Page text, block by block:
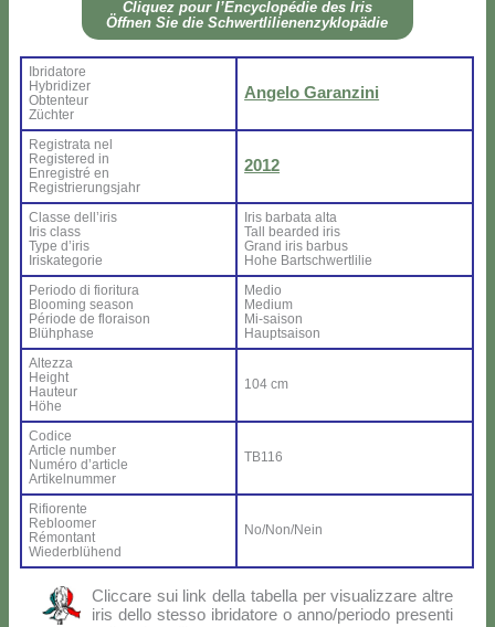
Cli­quez pour l’En­cy­clo­pé­die des Iris
Öff­nen Sie die Sch­wer­tli­lie­nen­zy­klo­pä­die
Ibri­da­to­re
Hy­bri­di­zer
Ob­ten­teur
Zü­ch­ter
An­ge­lo Ga­ran­zi­ni
Re­gi­stra­ta nel
Re­gi­ste­red in
En­re­gi­stré en
Re­gi­strie­rung­sjahr
2012
Clas­se del­l’i­ris
Iris class
Ty­pe d’i­ris
Iri­ska­te­go­rie
Iris bar­ba­ta al­ta
Tall bear­ded iris
Grand iris bar­bus
Ho­he Bar­ts­ch­wer­tli­lie
Pe­rio­do di fio­ri­tu­ra
Bloo­ming sea­son
Pé­rio­de de flo­rai­son
Blü­h­pha­se
Me­dio
Me­dium
Mi-sai­son
Haup­tsai­son
Al­tez­za
Height
Hau­teur
Hö­he
104 cm
Co­di­ce
Ar­ti­cle num­ber
Nu­mé­ro d’ar­ti­cle
Ar­ti­kel­num­mer
TB116
Ri­fio­ren­te
Re­bloo­mer
Ré­mon­tant
Wie­der­blü­hend
No/Non/Nein
Clic­ca­re sui link del­la ta­bel­la per vi­sua­liz­za­re al­tre
iris del­lo stes­so ibri­da­to­re o anno/periodo pre­sen­ti